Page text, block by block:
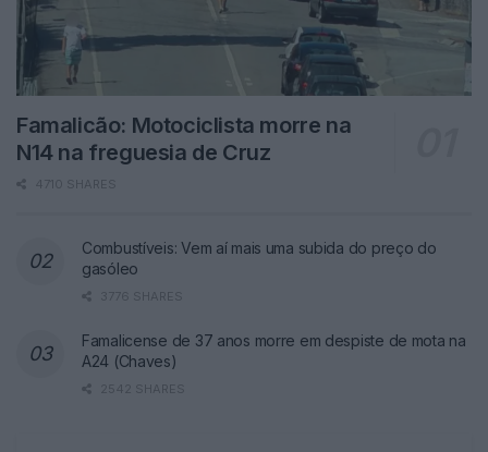
Famalicão: Motociclista morre na
N14 na freguesia de Cruz
4710 SHARES
Combustíveis: Vem aí mais uma subida do preço do
gasóleo
3776 SHARES
Famalicense de 37 anos morre em despiste de mota na
A24 (Chaves)
2542 SHARES